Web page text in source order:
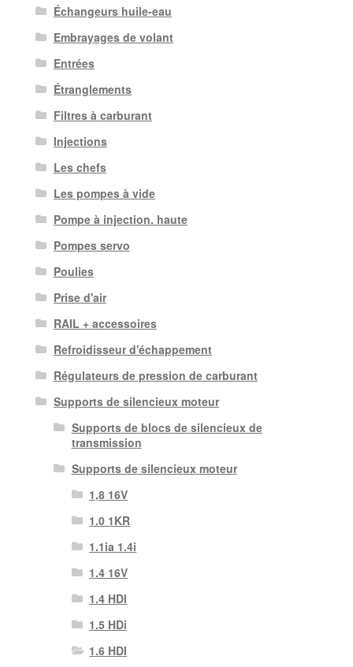
Échangeurs huile-eau
Embrayages de volant
Entrées
Étranglements
Filtres à carburant
Injections
Les chefs
Les pompes à vide
Pompe à injection. haute
Pompes servo
Poulies
Prise d'air
RAIL + accessoires
Refroidisseur d'échappement
Régulateurs de pression de carburant
Supports de silencieux moteur
Supports de blocs de silencieux de
transmission
Supports de silencieux moteur
1,8 16V
1.0 1KR
1.1ia 1.4i
1.4 16V
1.4 HDI
1.5 HDi
1.6 HDI